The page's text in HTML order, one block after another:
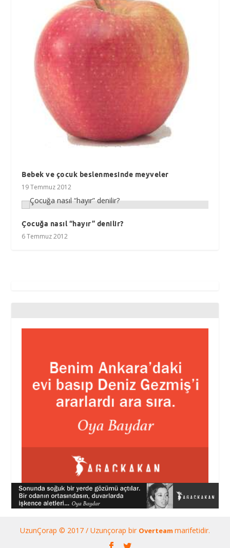
Bebek ve çocuk beslenmesinde meyveler
19 Temmuz 2012
Çocuğa nasıl “hayır” denilir?
6 Temmuz 2012
UzunÇorap © 2017 / Uzunçorap bir Overteam marifetidir.